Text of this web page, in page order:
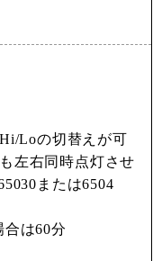
Loの切替えが可
左右同時点灯させ
または6504
は60分